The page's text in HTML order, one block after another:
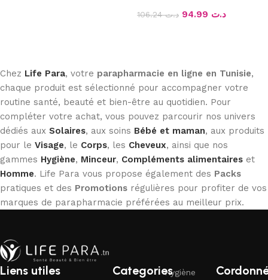
د.ت106.24 د.ت
Chez Life Para, votre parapharmacie en ligne en Tunisie,
chaque produit est sélectionné pour accompagner votre
routine santé, beauté et bien-être au quotidien. Pour
compléter votre achat, vous pouvez parcourir nos univers
dédiés aux Solaires, aux soins Bébé et maman, aux produits
pour le Visage, le Corps, les Cheveux, ainsi que nos
gammes Hygiène, Minceur, Compléments alimentaires et
Homme. Life Para vous propose également des Packs
pratiques et des Promotions régulières pour profiter de vos
marques de parapharmacie préférées au meilleur prix.
Liens utiles CategoriesHygiène